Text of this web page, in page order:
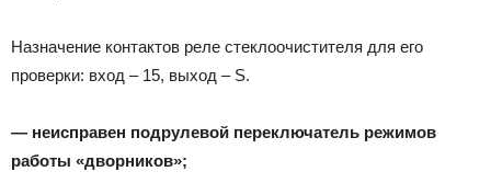
Назначение контактов реле стеклоочистителя для его
проверки: вход – 15, выход – S.
— неисправен подрулевой переключатель режимов
работы «дворников»;